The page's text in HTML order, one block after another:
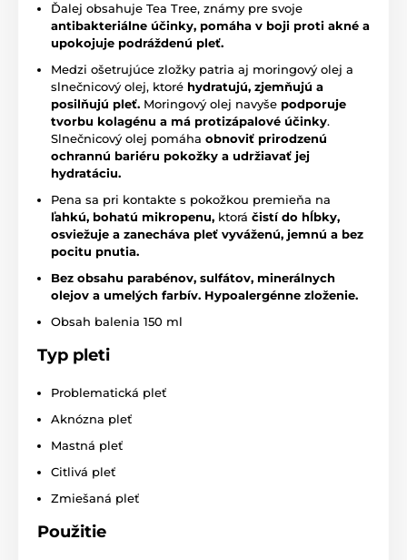
Ďalej obsahuje Tea Tree, známy pre svoje
antibakteriálne účinky, pomáha v boji proti akné a
upokojuje podráždenú pleť.
Medzi ošetrujúce zložky patria aj moringový olej a
slnečnicový olej, ktoré hydratujú, zjemňujú a
posilňujú pleť. Moringový olej navyše podporuje
tvorbu kolagénu a má protizápalové účinky.
Slnečnicový olej pomáha obnoviť prirodzenú
ochrannú bariéru pokožky a udržiavať jej
hydratáciu.
Pena sa pri kontakte s pokožkou premieňa na
ľahkú, bohatú mikropenu, ktorá čistí do hĺbky,
osviežuje a zanecháva pleť vyváženú, jemnú a bez
pocitu pnutia.
Bez obsahu parabénov, sulfátov, minerálnych
olejov a umelých farbív. Hypoalergénne zloženie.
Obsah balenia 150 ml
Typ pleti
Problematická pleť
Aknózna pleť
Mastná pleť
Citlivá pleť
Zmiešaná pleť
Použitie